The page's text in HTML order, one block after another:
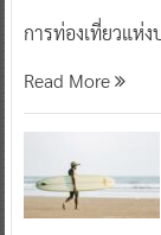
การท่องเที่ยวแห่ง
Read More